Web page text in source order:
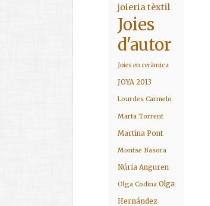
joieria tèxtil
Joies
d'autor
Joies en ceràmica
JOYA 2013
Lourdes Carmelo
Marta Torrent
Martina Pont
Montse Basora
Núria Anguren
Olga Codina Olga
Hernández